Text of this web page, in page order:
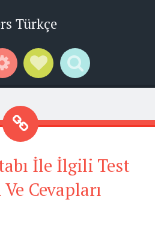
Türkçe
WidgetsSocial Links
Search
İle İlgili Test
Cevapları